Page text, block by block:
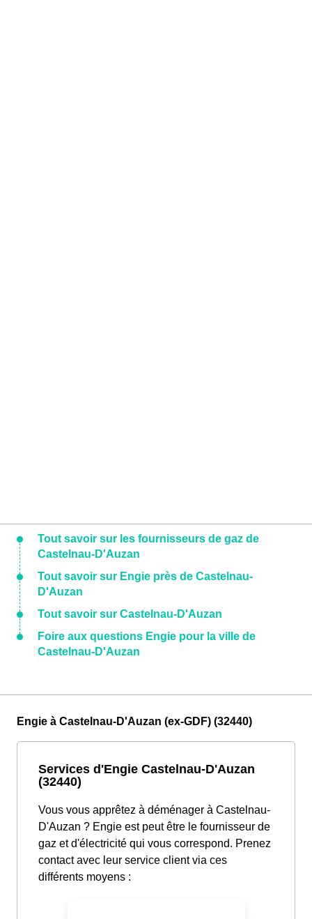
Tout savoir sur les fournisseurs de gaz de
Castelnau-D'Auzan
Tout savoir sur Engie près de Castelnau-
D'Auzan
Tout savoir sur Castelnau-D'Auzan
Foire aux questions Engie pour la ville de
Castelnau-D'Auzan
Engie à Castelnau-D'Auzan (ex-GDF) (32440)
Services d'Engie Castelnau-D'Auzan
(32440)
Vous vous apprêtez à déménager à Castelnau-
D'Auzan ? Engie est peut être le fournisseur de
gaz et d'électricité qui vous correspond. Prenez
contact avec leur service client via ces
différents moyens :